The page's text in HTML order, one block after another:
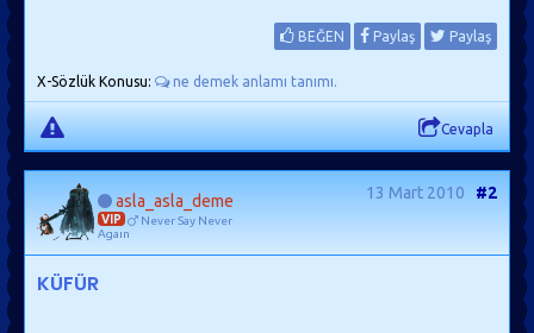
BEĞEN Paylaş Paylaş
X-Sözlük Konusu: ne demek anlamı tanımı.
Cevapla
asla_asla_deme
VIP
Never Say Never
Agaın
13 Mart 2010 #2
KÜFÜR